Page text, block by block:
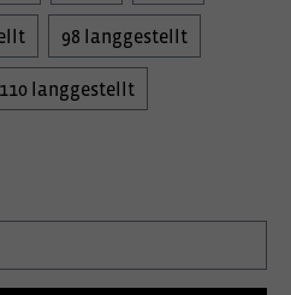
98 langgestellt
110 langgestellt